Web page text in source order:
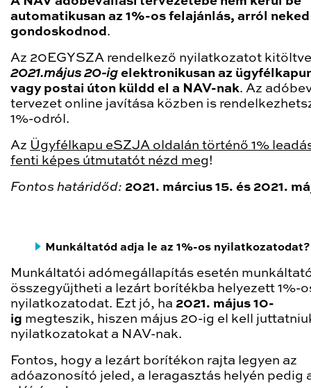
automatikusan az 1%-os felajánlás, arról
gondoskodnod .
Az 20EGYSZA rendelkező nyilatkozatot
2021.május 20-ig elektronikusan az
vagy postai úton küldd el a NAV-nak. Az
tervezet online javítása közben is
1%-odról.
Az Ügyfélkapu eSZJA oldalán történő 1%
fenti képes útmutatót nézd meg!
Fontos határidőd: 2021. március 15. és 2021.
Munkáltatód adja le az 1%-os nyilatkozatodat?
Munkáltatói adómegállapítás esetén
összegyűjtheti a lezárt borítékba helyezett 1%-
nyilatkozatodat. Ezt jó, ha 2021. május 10-
ig megteszik, hiszen május 20-ig el kell
nyilatkozatokat a NAV-nak.
Fontos, hogy a lezárt borítékon rajta legyen az
adóazonosító jeled, a leragasztás helyén pedig